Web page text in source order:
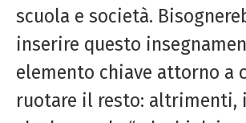
scuola e società.
inserire questo
elemento chiave attorno a
ruotare il resto: altrimenti,